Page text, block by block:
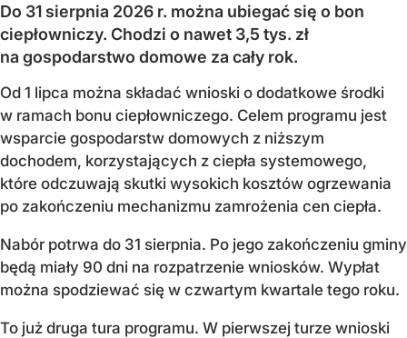
Do 31 sierpnia 2026 r. można ubiegać się o bon
ciepłowniczy. Chodzi o nawet 3,5 tys. zł
na gospodarstwo domowe za cały rok.
Od 1 lipca można składać wnioski o dodatkowe środki
w ramach bonu ciepłowniczego. Celem programu jest
wsparcie gospodarstw domowych z niższym
dochodem, korzystających z ciepła systemowego,
które odczuwają skutki wysokich kosztów ogrzewania
po zakończeniu mechanizmu zamrożenia cen ciepła.
Nabór potrwa do 31 sierpnia. Po jego zakończeniu gminy
będą miały 90 dni na rozpatrzenie wniosków. Wypłat
można spodziewać się w czwartym kwartale tego roku.
To już druga tura programu. W pierwszej turze wnioski